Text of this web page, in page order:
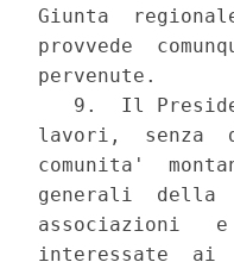
Giunta
provvede
pervenute.
9.  Il
lavori,  senza
comunita'
generali  della
associazioni
interessate  ai